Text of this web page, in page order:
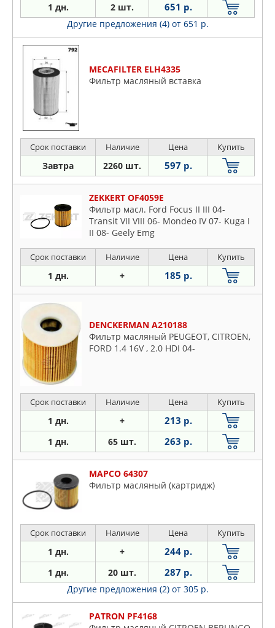
1 дн. 2 шт. 651 р.
Другие предложения (4) от 651 р.
MECAFILTER ELH4335
Фильтр масляный вставка
Срок поставки Наличие Цена Купить
Завтра 2260 шт. 597 р.
ZEKKERT OF4059E
Фильтр масл. Ford Focus II III 04-
Transit VII VIII 06- Mondeo IV 07- Kuga I
II 08- Geely Emg
Срок поставки Наличие Цена Купить
1 дн. + 185 р.
DENCKERMAN A210188
Фильтр масляный PEUGEOT, CITROEN,
FORD 1.4 16V , 2.0 HDI 04-
Срок поставки Наличие Цена Купить
1 дн. + 213 р.
1 дн. 65 шт. 263 р.
MAPCO 64307
Фильтр масляный (картридж)
Срок поставки Наличие Цена Купить
1 дн. + 244 р.
1 дн. 20 шт. 287 р.
Другие предложения (2) от 305 р.
PATRON PF4168